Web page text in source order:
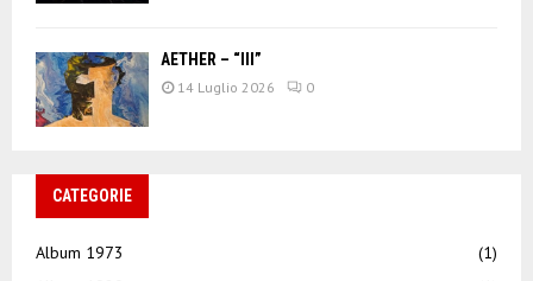
AETHER – “III”
14 Luglio 2026 0
CATEGORIE
Album 1973
(1)